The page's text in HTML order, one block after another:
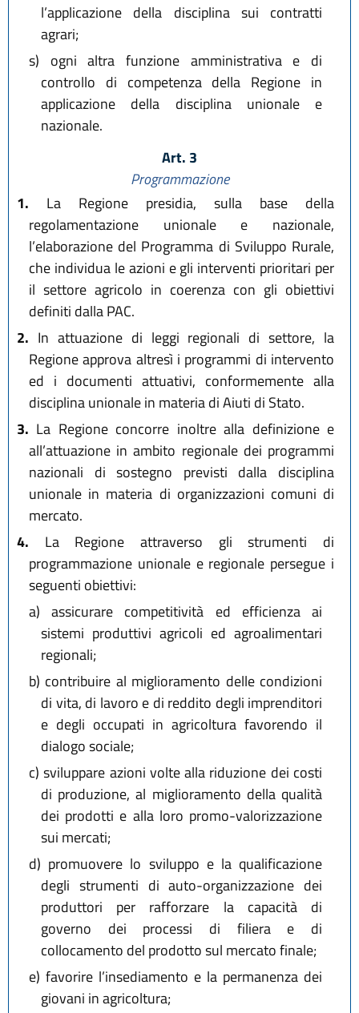
l’applicazione della disciplina sui contratti
agrari;
s) ogni altra funzione amministrativa e di
controllo di competenza della Regione in
applicazione della disciplina unionale e
nazionale.
Art. 3
Programmazione
1. La Regione presidia, sulla base della
regolamentazione unionale e nazionale,
l’elaborazione del Programma di Sviluppo Rurale,
che individua le azioni e gli interventi prioritari per
il settore agricolo in coerenza con gli obiettivi
definiti dalla PAC.
2. In attuazione di leggi regionali di settore, la
Regione approva altresì i programmi di intervento
ed i documenti attuativi, conformemente alla
disciplina unionale in materia di Aiuti di Stato.
3. La Regione concorre inoltre alla definizione e
all’attuazione in ambito regionale dei programmi
nazionali di sostegno previsti dalla disciplina
unionale in materia di organizzazioni comuni di
mercato.
4. La Regione attraverso gli strumenti di
programmazione unionale e regionale persegue i
seguenti obiettivi:
a) assicurare competitività ed efficienza ai
sistemi produttivi agricoli ed agroalimentari
regionali;
b) contribuire al miglioramento delle condizioni
di vita, di lavoro e di reddito degli imprenditori
e degli occupati in agricoltura favorendo il
dialogo sociale;
c) sviluppare azioni volte alla riduzione dei costi
di produzione, al miglioramento della qualità
dei prodotti e alla loro promo-valorizzazione
sui mercati;
d) promuovere lo sviluppo e la qualificazione
degli strumenti di auto-organizzazione dei
produttori per rafforzare la capacità di
governo dei processi di filiera e di
collocamento del prodotto sul mercato finale;
e) favorire l’insediamento e la permanenza dei
giovani in agricoltura;